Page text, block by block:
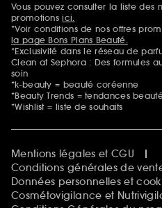
Mentions additionnelles
Vous pouvez consulter la liste des
promotionsici.
*Voir conditions de nos offres
la page Bons Plans Beauté.
*Exclusivité dans le réseau de
Clean at Sephora : Des formules
soin
*k-beauty = beauté coréenne
*Beauty Trends = tendances
*Wishlist = liste de souhaits
Mentions légales et CGU
Conditions générales de
Données personnelles et
Cosmétovigilance et